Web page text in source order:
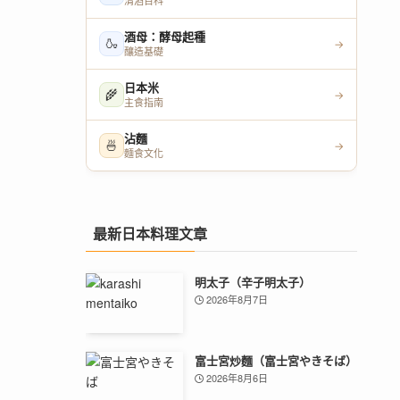
🍶 酒母：酵母起種
釀造基礎
→
🌾 日本米
主食指南
→
🍜 沾麵
麵食文化
→
最新日本料理文章
明太子（辛子明太子）
2026年8月7日
富士宮炒麵（富士宮やきそば）
2026年8月6日